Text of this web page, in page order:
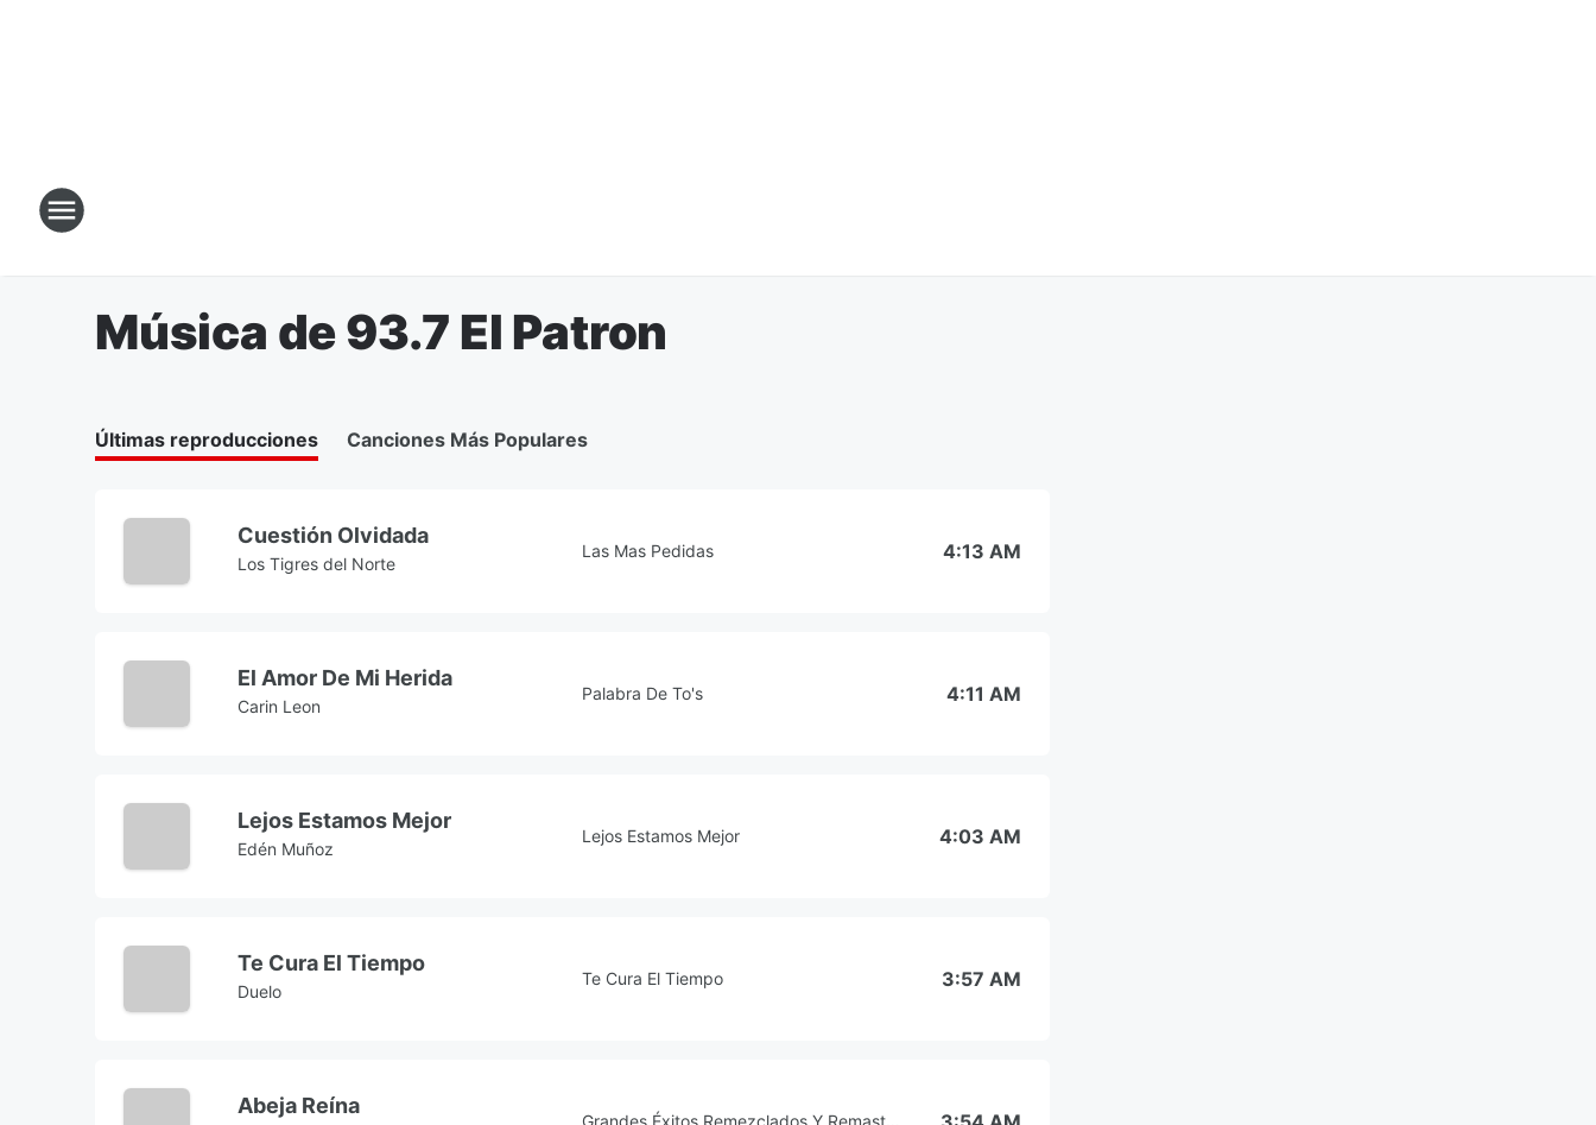
Música de 93.7 El Patron
Últimas reproducciones Canciones Más Populares
Cuestión Olvidada
Los Tigres del Norte
Las Mas Pedidas 4:13 AM
El Amor De Mi Herida
Carin Leon
Palabra De To's 4:11 AM
Lejos Estamos Mejor
Edén Muñoz
Lejos Estamos Mejor 4:03 AM
Te Cura El Tiempo
Duelo
Te Cura El Tiempo 3:57 AM
Abeja Reína
Grandes Éxitos Remezclados Y Remasterizados